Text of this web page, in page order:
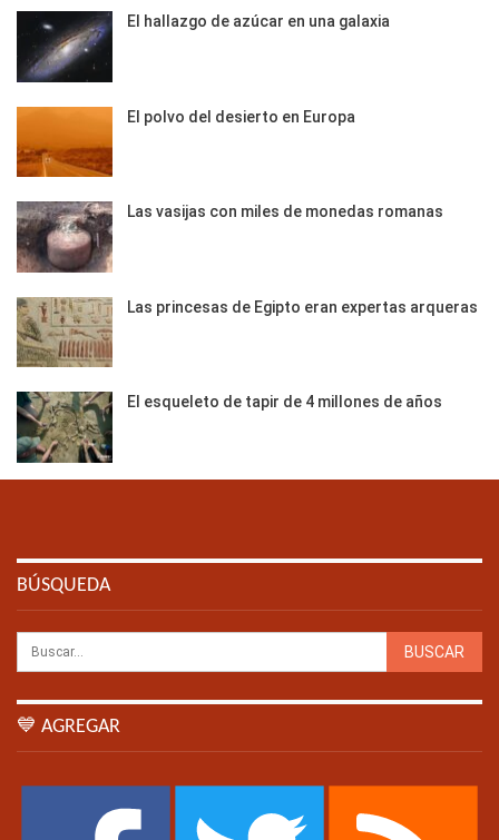
El hallazgo de azúcar en una galaxia
El polvo del desierto en Europa
Las vasijas con miles de monedas romanas
Las princesas de Egipto eran expertas arqueras
El esqueleto de tapir de 4 millones de años
BÚSQUEDA
💙 AGREGAR